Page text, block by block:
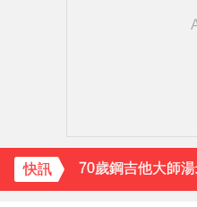
快訊